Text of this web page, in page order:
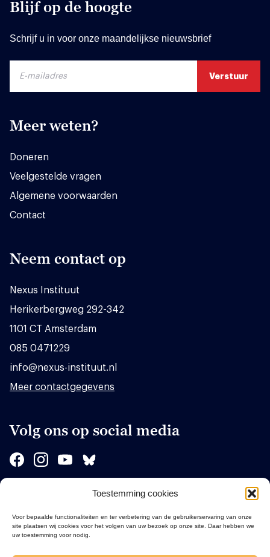
Toestemming cookies
Voor bepaalde functionaliteiten en ter verbetering van de gebruikerservaring van onze
site plaatsen wij cookies voor het volgen van uw bezoek op onze site. Daar hebben we
uw toestemming voor nodig.
Blijf op de hoogte
Schrijf u in voor onze maandelijkse nieuwsbrief
Meer weten?
Doneren
Veelgestelde vragen
Algemene voorwaarden
Contact
Neem contact op
Nexus Instituut
Herikerbergweg 292-342
1101 CT Amsterdam
085 0471229
info@nexus-instituut.nl
Meer contactgegevens
Volg ons op social media